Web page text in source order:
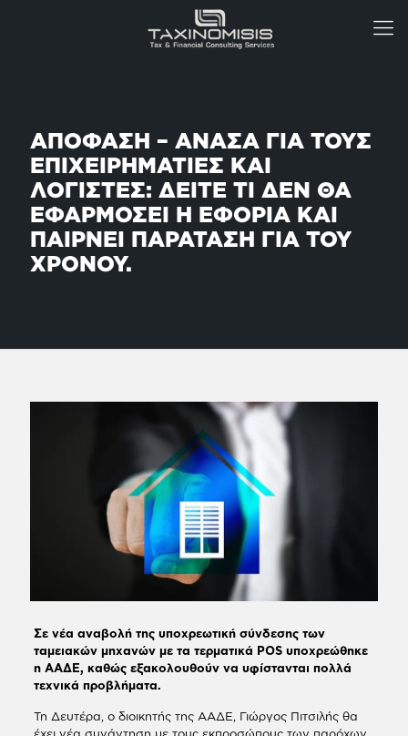
ΑΠΟΦΑΣΗ – ΑΝΑΣΑ ΓΙΑ ΤΟΥΣ
ΕΠΙΧΕΙΡΗΜΑΤΙΕΣ ΚΑΙ
ΛΟΓΙΣΤΕΣ: ΔΕΙΤΕ ΤΙ ΔΕΝ ΘΑ
ΕΦΑΡΜΟΣΕΙ Η ΕΦΟΡΙΑ ΚΑΙ
ΠΑΙΡΝΕΙ ΠΑΡΑΤΑΣΗ ΓΙΑ ΤΟΥ
ΧΡΟΝΟΥ.
Σε νέα αναβολή της υποχρεωτική σύνδεσης των
ταμειακών μηχανών με τα τερματικά POS υποχρεώθηκε
η ΑΑΔΕ, καθώς εξακολουθούν να υφίστανται πολλά
τεχνικά προβλήματα.
Τη Δευτέρα, ο διοικητής της ΑΑΔΕ, Γιώργος Πιτσιλής θα
έχει νέα συνάντηση με τους εκπροσώπους των παρόχων